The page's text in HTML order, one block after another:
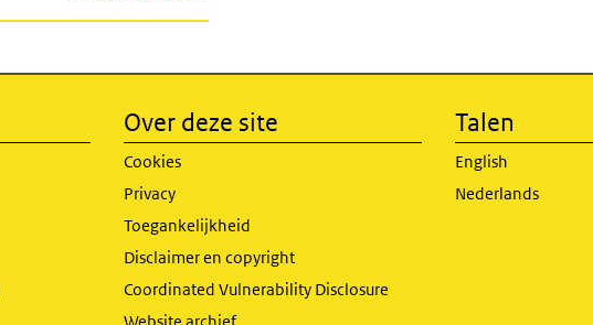
Over deze site
Cookies
Privacy
Toegankelijkheid
Disclaimer en copyright
Coordinated Vulnerability Disclosure
Talen
English
Nederlands